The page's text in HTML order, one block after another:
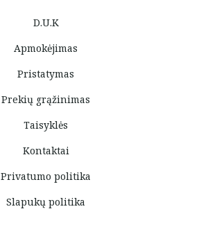
D.U.K
Apmokėjimas
Pristatymas
Prekių grąžinimas
Taisyklės
Kontaktai
Privatumo politika
Slapukų politika